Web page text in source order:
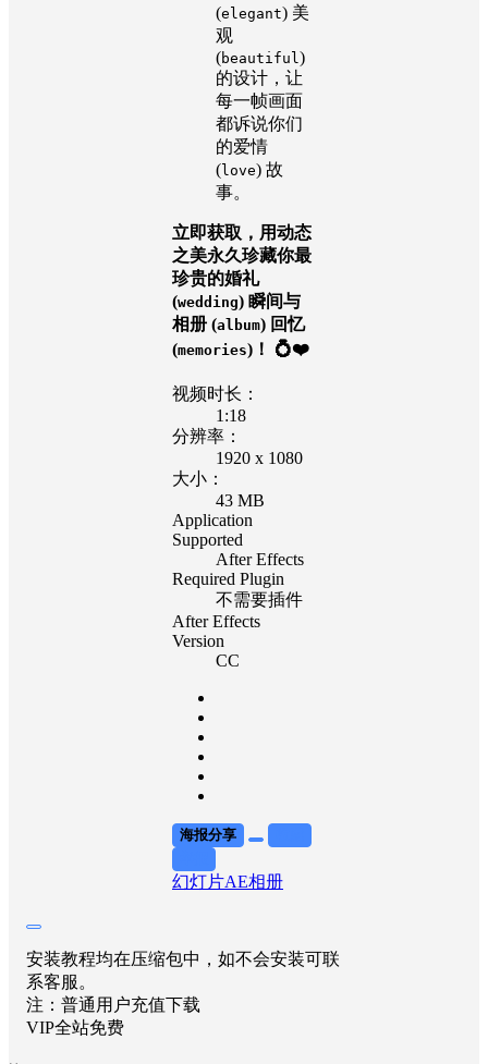
(elegant) 美
观
(beautiful )
的设计，让
每一帧画面
都诉说你们
的爱情
(love) 故
事。
立即获取，用动态
之美永久珍藏你最
珍贵的婚礼
(wedding) 瞬间与
相册 (album) 回忆
(memories)！ 💍❤️
视频时长：
1:18
分辨率：
1920 x 1080
大小：
43 MB
Application
Supported
After Effects
Required Plugin
不需要插件
After Effects
Version
CC
海报分享
幻灯片AE相册
安装教程均在压缩包中，如不会安装可联
系客服。
注：普通用户充值下载
VIP全站免费